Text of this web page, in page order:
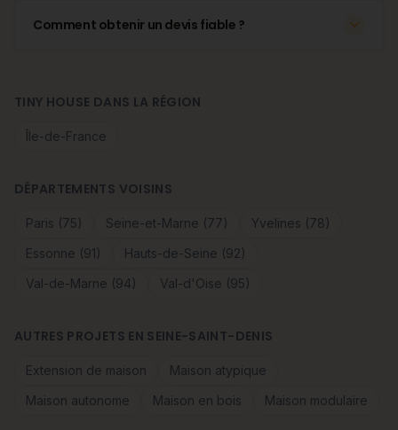
Comment obtenir un devis fiable ?
TINY HOUSE DANS LA RÉGION
Île-de-France
DÉPARTEMENTS VOISINS
Paris (75) Seine-et-Marne (77)
Yvelines (78)
Essonne (91)
Hauts-de-Seine (92)
Val-de-Marne (94)
Val-d'Oise (95)
AUTRES PROJETS EN SEINE-SAINT-DENIS
Extension de maison
Maison atypique
Maison autonome
Maison en bois Maison modulaire